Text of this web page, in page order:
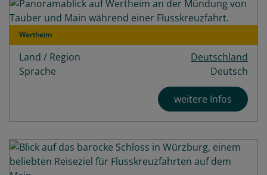
Wertheim
Land / Region
Deutschland
Sprache
Deutsch
weitere Infos